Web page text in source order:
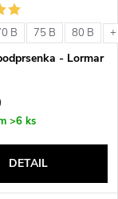
B 75 B 80 B
- Lormar
>6 ks
DETAIL